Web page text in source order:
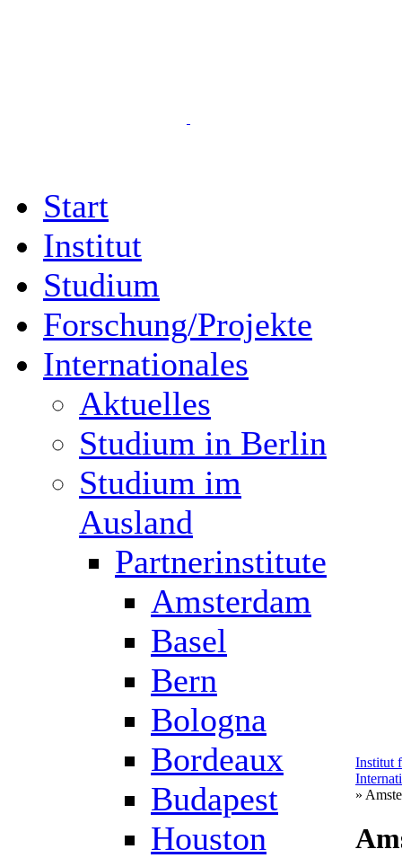
Start
Institut
Studium
Forschung/Projekte
Internationales
Aktuelles
Studium in Berlin
Studium im
Ausland
Partnerinstitute
Amsterdam
Basel
Bern
Bologna
Bordeaux
Budapest
Houston
Institut
»